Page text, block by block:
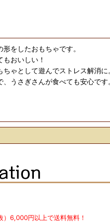
をしたおもちゃです。
おいしい！
ゃとして遊んでストレス解消に
うさぎさんが食べても安心です
）6,000円以上で送料無料！